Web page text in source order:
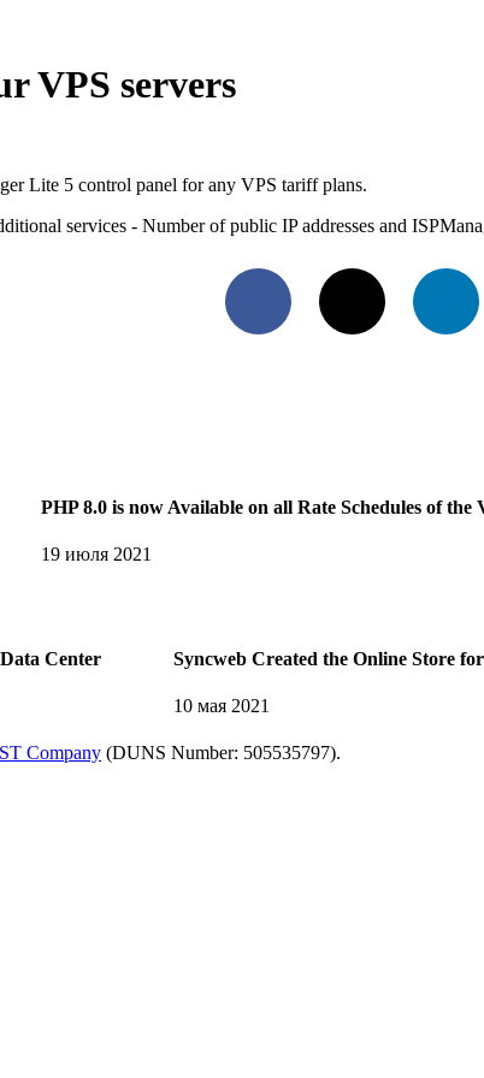
VPS servers
Lite 5 control panel for any VPS tariff plans.
services - Number of public IP addresses and
PHP 8.0 is now Available on all Rate Schedules of
19 июля 2021
Center Syncweb Created the Online Store
10 мая 2021
Company (DUNS Number: 505535797).